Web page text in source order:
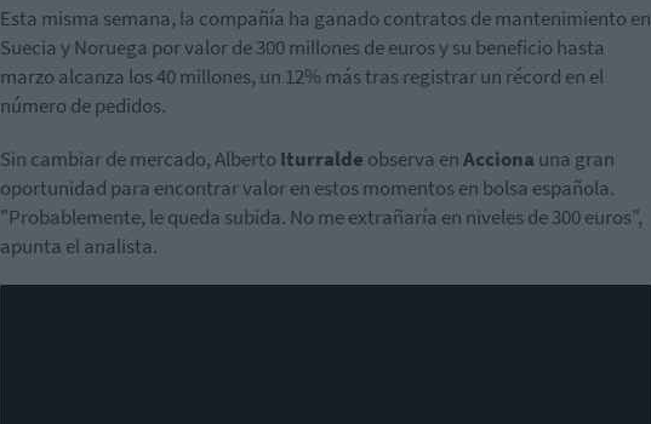
Esta misma semana, la compañía ha ganado contratos de mantenimiento en
Suecia y Noruega por valor de 300 millones de euros y su beneficio hasta
marzo alcanza los 40 millones, un 12% más tras registrar un récord en el
número de pedidos.
Sin cambiar de mercado, Alberto Iturralde observa enAcciona una gran
oportunidad para encontrar valor en estos momentos en bolsa española.
"Probablemente, le queda subida. No me extrañaría en niveles de 300 euros",
apunta el analista.